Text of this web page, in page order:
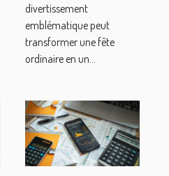
divertissement
emblématique peut
transformer une fête
ordinaire en un...